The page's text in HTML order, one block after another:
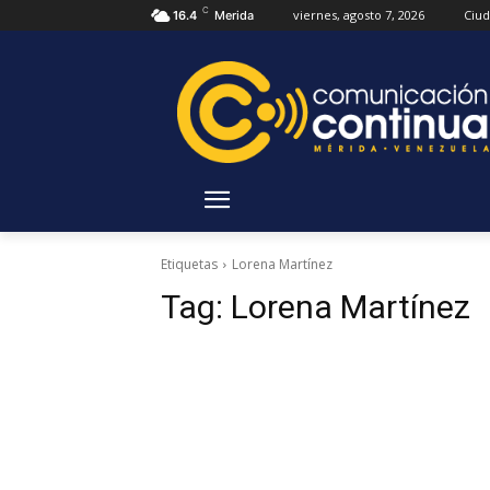
16.4 C Merida viernes, agosto 7, 2026
Etiquetas Lorena Martínez
Tag: Lorena Martínez